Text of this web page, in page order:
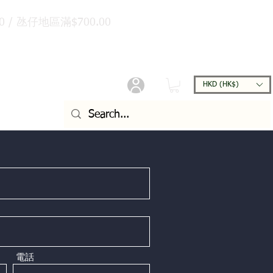
/ 氹仔地區滿$700.00
HKD (HK$)
電話